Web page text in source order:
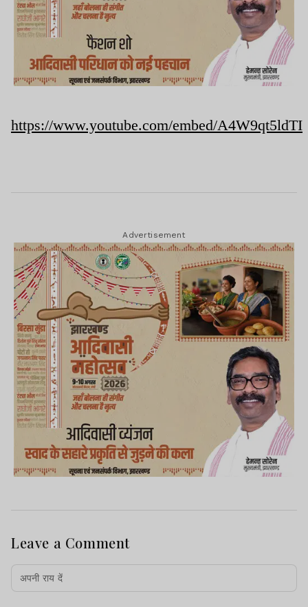
https://www.youtube.com/embed/A4W9qt5ldTI
Advertisement
Leave a Comment